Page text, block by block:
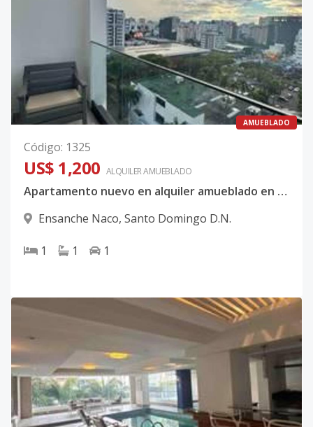
AMUEBLADO
Código: 1325
US$ 1,200 ALQUILERAMUEBLADO
Apartamento nuevo en alquiler amueblado en Naco
Ensanche Naco, Santo Domingo D.N.
1 1 1